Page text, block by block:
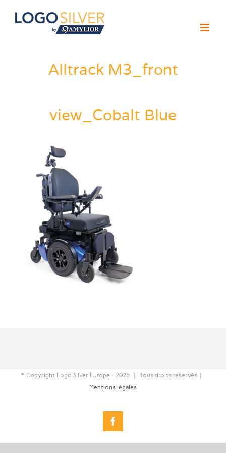
Passer
Alltrack M3_front
view_Cobalt Blue
© Copyright Logo Silver Europe - 2026 | Tous droits réservés |
Mentions légales
Facebook